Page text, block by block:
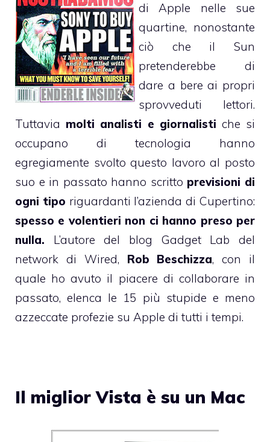
di Apple nelle sue
quartine, nonostante
ciò che il Sun
pretenderebbe di
dare a bere ai propri
sprovveduti lettori.
Tuttavia molti analisti e giornalisti che si
occupano di tecnologia hanno
egregiamente svolto questo lavoro al posto
suo e in passato hanno scritto previsioni di
ogni tipo riguardanti l’azienda di Cupertino:
spesso e volentieri non ci hanno preso per
nulla. L’autore del blog Gadget Lab del
network di Wired, Rob Beschizza, con il
quale ho avuto il piacere di collaborare in
passato, elenca le 15 più stupide e meno
azzeccate profezie su Apple di tutti i tempi.
Il miglior Vista è su un Mac